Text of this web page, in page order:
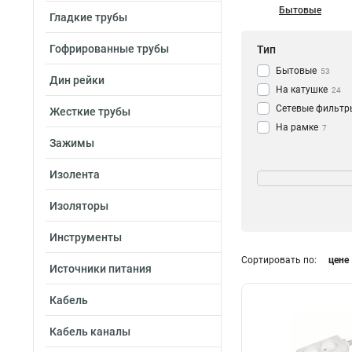
Гладкие трубы
Гофрированные трубы
Дин рейки
Жесткие трубы
Зажимы
Изолента
Изоляторы
Инструменты
Источники питания
Кабель
Кабель каналы
Бытовые
Тип
Бытовые 53
На катушке 24
Сетевые
На рамке 7
ПВС 66
Степень защиты
IP20 37
Сортировать по: цене